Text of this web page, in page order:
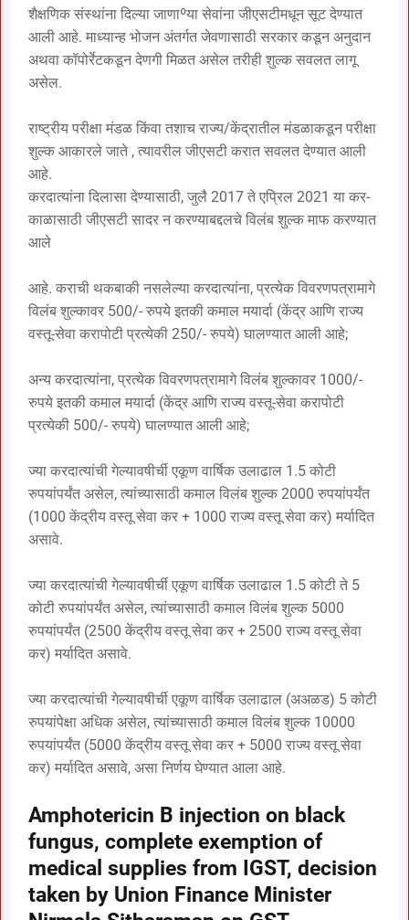
शैक्षणिक संस्थांना दिल्या जाणाºया सेवांना जीएसटीमधून सूट देण्यात
आली आहे. माध्यान्ह भोजन अंतर्गत जेवणासाठी सरकार कडून अनुदान
अथवा कॉपोर्रेटकडून देणगी मिळत असेल तरीही शुल्क सवलत लागू
असेल.
राष्ट्रीय परीक्षा मंडळ किंवा तशाच राज्य/केंद्रातील मंडळाकडून परीक्षा
शुल्क आकारले जाते , त्यावरील जीएसटी करात सवलत देण्यात आली
आहे.
करदात्यांना दिलासा देण्यासाठी, जुलै 2017 ते एप्रिल 2021 या कर-
काळासाठी जीएसटी सादर न करण्याबद्दलचे विलंब शुल्क माफ करण्यात
आले
आहे. कराची थकबाकी नसलेल्या करदात्यांना, प्रत्येक विवरणपत्रामागे
विलंब शुल्कावर 500/- रुपये इतकी कमाल मयार्दा (केंद्र आणि राज्य
वस्तू-सेवा करापोटी प्रत्येकी 250/- रुपये) घालण्यात आली आहे;
अन्य करदात्यांना, प्रत्येक विवरणपत्रामागे विलंब शुल्कावर 1000/-
रुपये इतकी कमाल मयार्दा (केंद्र आणि राज्य वस्तू-सेवा करापोटी
प्रत्येकी 500/- रुपये) घालण्यात आली आहे;
ज्या करदात्यांची गेल्यावषीर्ची एकूण वार्षिक उलाढाल 1.5 कोटी
रुपयांपर्यंत असेल, त्यांच्यासाठी कमाल विलंब शुल्क 2000 रुपयांपर्यंत
(1000 केंद्रीय वस्तू सेवा कर + 1000 राज्य वस्तू सेवा कर) मर्यादित
असावे.
ज्या करदात्यांची गेल्यावषीर्ची एकूण वार्षिक उलाढाल 1.5 कोटी ते 5
कोटी रुपयांपर्यंत असेल, त्यांच्यासाठी कमाल विलंब शुल्क 5000
रुपयांपर्यंत (2500 केंद्रीय वस्तू सेवा कर + 2500 राज्य वस्तू सेवा
कर) मर्यादित असावे.
ज्या करदात्यांची गेल्यावषीर्ची एकूण वार्षिक उलाढाल (अअळड) 5 कोटी
रुपयांपेक्षा अधिक असेल, त्यांच्यासाठी कमाल विलंब शुल्क 10000
रुपयांपर्यंत (5000 केंद्रीय वस्तू सेवा कर + 5000 राज्य वस्तू सेवा
कर) मर्यादित असावे, असा निर्णय घेण्यात आला आहे.
Amphotericin B injection on black
fungus, complete exemption of
medical supplies from IGST, decision
taken by Union Finance Minister